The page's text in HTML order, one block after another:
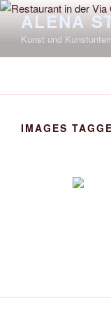
Zum
Inhalt
springen
ALENA
Kunst und
IMAGES